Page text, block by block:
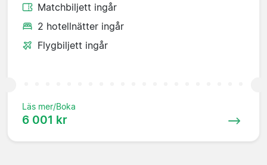
Matchbiljett ingår
2 hotellnätter ingår
Flygbiljett ingår
Läs mer/Boka
6 001 kr